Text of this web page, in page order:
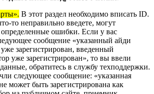
В этот раздел необходимо вписать ID.
то неправильно введете, могут
определенные ошибки. Если у вас
сообщение «указанный айди
зарегистрирован, введенный
уже зарегистрирован», то вы ввели
обратитесь в службу техподдержки.
следующее сообщение: «указанная
может быть зарегистрирована как